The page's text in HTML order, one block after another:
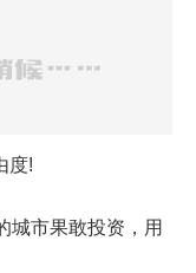
度!
城市果敢投资，用